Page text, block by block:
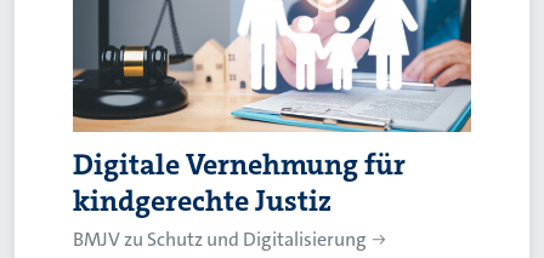
Digitale Vernehmung für
kindgerechte Justiz
BMJV zu Schutz und Digitalisierung